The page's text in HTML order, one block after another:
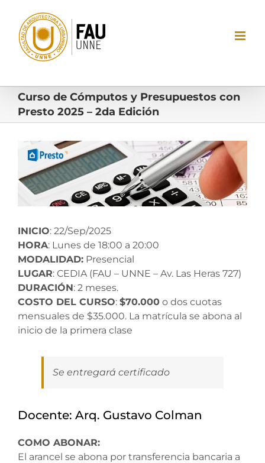
contenido
Curso de Cómputos y Presupuestos con
Presto 2025 – 2da Edición
Ver
imagen
más
grande
INICIO: 22/Sep/2025
HORA: Lunes de 18:00 a 20:00
MODALIDAD:Presencial
LUGAR: CEDIA (FAU – UNNE – Av. Las Heras 727)
DURACIÓN: 2 meses.
COSTO DEL CURSO: $70.000o dos cuotas
mensuales de $35.000. La matrícula se abona al
inicio de la primera clase
Se entregará certificado
Docente: Arq. Gustavo Colman
COMO ABONAR:
El arancel se abona por transferencia bancaria a